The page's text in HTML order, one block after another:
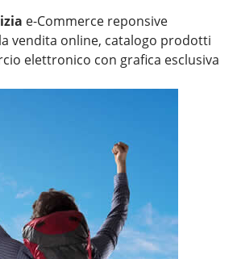
e-Commerce reponsive
vendita online, catalogo prodotti
elettronico con grafica esclusiva